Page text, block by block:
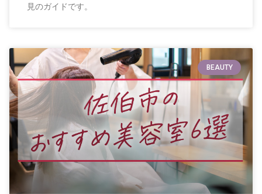
見のガイドです。
BEAUTY